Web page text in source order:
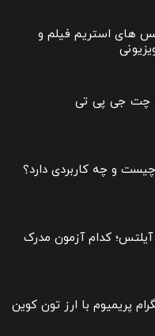
های استریم فیلم و
چت جی پی تی
و چه کاربردی دارد؟
کدام آزمون مدرک
پریمیوم با ارز تون کوین